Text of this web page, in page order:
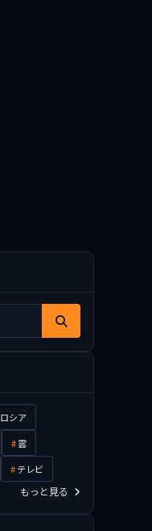
ロシア
雲
テレビ
もっと見る